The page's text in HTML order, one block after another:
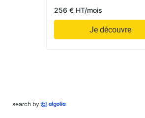
256 € HT/mois
Je découvre
search by